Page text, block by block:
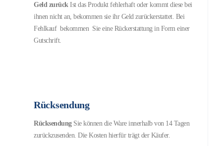
Geld zurück Ist das Produkt fehlerhaft oder kommt diese bei
ihnen nicht an, bekommen sie ihr Geld zurückerstattet. Bei
Fehlkauf bekommen Sie eine Rückerstattung in Form einer
Gutschrift.
Rücksendung
RücksendungSie können die Ware innerhalb von 14 Tagen
zurückzusenden. Die Kosten hierfür trägt der Käufer.